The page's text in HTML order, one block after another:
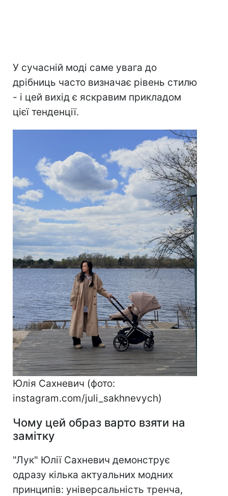
У сучасній моді саме увага до
дрібниць часто визначає рівень стилю
- і цей вихід є яскравим прикладом
цієї тенденції.
Юлія Сахневич (фото:
instagram.com/juli_sakhnevych)
Чому цей образ варто взяти на
замітку
"Лук" Юлії Сахневич демонструє
одразу кілька актуальних модних
принципів: універсальність тренча,